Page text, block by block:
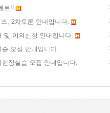
트!!
즈, 2차토론 안내입니다.
및 이의신청 안내입니다.
습 모집 안내입니다.
현장실습 모집 안내입니다.